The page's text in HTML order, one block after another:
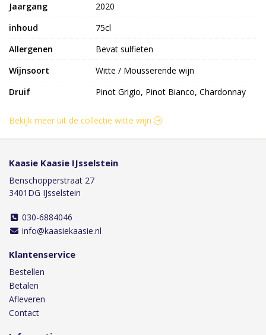
Jaargang
2020
inhoud
75cl
Allergenen
Bevat sulfieten
Wijnsoort
Witte / Mousserende wijn
Druif
Pinot Grigio, Pinot Bianco, Chardonnay
Bekijk meer uit de collectie witte wijn
Kaasie Kaasie IJsselstein
Benschopperstraat 27
3401DG IJsselstein
030-6884046
info@kaasiekaasie.nl
Klantenservice
Bestellen
Betalen
Afleveren
Contact